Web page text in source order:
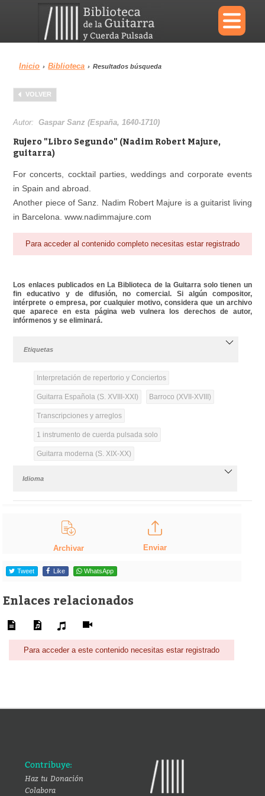
×
Menu
Biblioteca
Área personal Reproductor
Inicio › Biblioteca › Resultados búsqueda
VOLVER
Autor:Gaspar Sanz (España, 1640-1710)
Rujero "Libro Segundo" (Nadim Robert Majure,
guitarra)
For concerts, cocktail parties, weddings and corporate events
in Spain and abroad.
Another piece of Sanz. Nadim Robert Majure is a guitarist living
in Barcelona. www.nadimmajure.com
Para acceder al contenido completo necesitas estar registrado
Los enlaces publicados en La Biblioteca de la Guitarra solo tienen un
fin educativo y de difusión, no comercial. Si algún compositor,
intérprete o empresa, por cualquier motivo, considera que un archivo
que aparece en esta página web vulnera los derechos de autor,
infórmenos y se eliminará.
Etiquetas
Interpretación de repertorio y Conciertos
Guitarra Española (S. XVIII-XXI) Barroco (XVII-XVIII)
Transcripciones y arreglos
1 instrumento de cuerda pulsada solo
Guitarra moderna (S. XIX-XX)
Idioma
Archivar Enviar
Tweet Like WhatsApp
Enlaces relacionados
Para acceder a este contenido necesitas estar registrado
Contribuye:
Haz tu Donación
Colabora